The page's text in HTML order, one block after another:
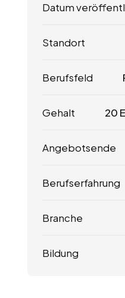
Datum
Standort
Berufsfeld
Gehalt 20
Angebotsende
Berufserfahrung
Branche
Bildung